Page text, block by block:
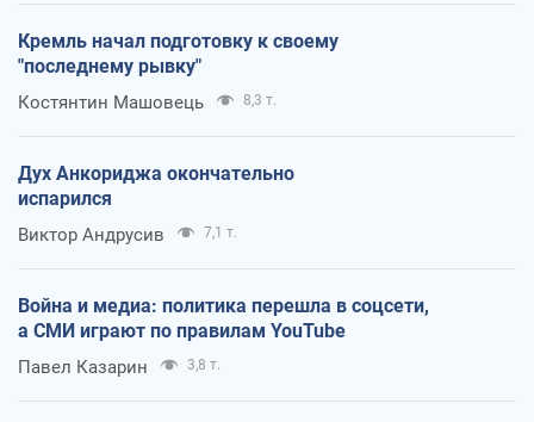
Кремль начал подготовку к своему
"последнему рывку"
Костянтин Машовець 8,3 т.
Дух Анкориджа окончательно
испарился
Виктор Андрусив 7,1 т.
Война и медиа: политика перешла в соцсети,
а СМИ играют по правилам YouTube
Павел Казарин 3,8 т.